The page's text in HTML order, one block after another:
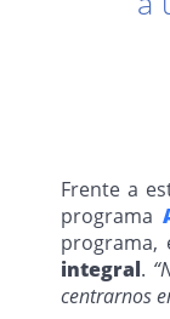
Frente a
programa
programa,
integral.
centrarnos